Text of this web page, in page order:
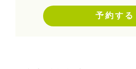
予約する